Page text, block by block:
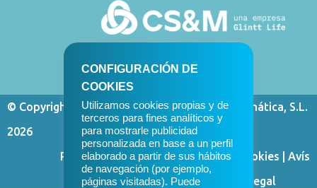
© Copyright Control de Sistemas y Microinformática, S.L.
2026
Política de privacitat|Política de cookies
Avís
legal
CONFIGURACIÓN DE
COOKIES
Utilizamos cookies propias y de
terceros para fines analíticos y
para mostrarle publicidad
personalizada en base a un perfil
elaborado a partir de sus hábitos
de navegación (por ejemplo,
páginas visitadas). Puede